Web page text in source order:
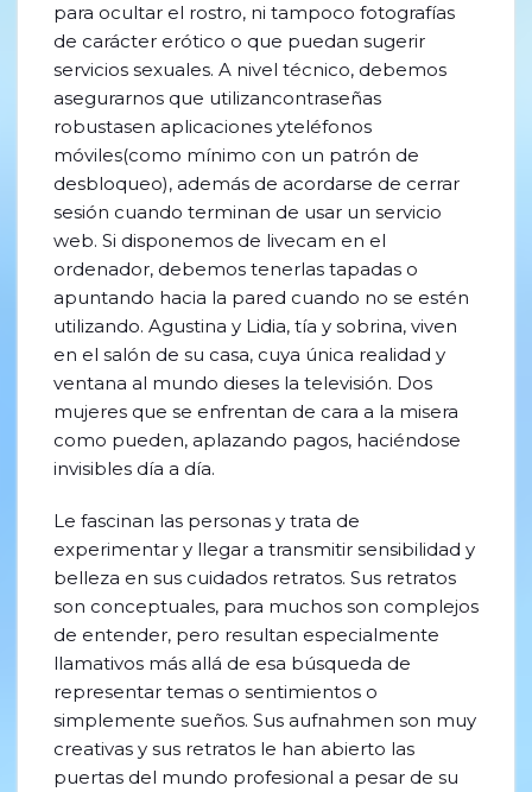
para ocultar el rostro, ni tampoco fotografías
de carácter erótico o que puedan sugerir
servicios sexuales. A nivel técnico, debemos
asegurarnos que utilizancontraseñas
robustasen aplicaciones yteléfonos
móviles(como mínimo con un patrón de
desbloqueo), además de acordarse de cerrar
sesión cuando terminan de usar un servicio
web. Si disponemos de livecam en el
ordenador, debemos tenerlas tapadas o
apuntando hacia la pared cuando no se estén
utilizando. Agustina y Lidia, tía y sobrina, viven
en el salón de su casa, cuya única realidad y
ventana al mundo dieses la televisión. Dos
mujeres que se enfrentan de cara a la misera
como pueden, aplazando pagos, haciéndose
invisibles día a día.
Le fascinan las personas y trata de
experimentar y llegar a transmitir sensibilidad y
belleza en sus cuidados retratos. Sus retratos
son conceptuales, para muchos son complejos
de entender, pero resultan especialmente
llamativos más allá de esa búsqueda de
representar temas o sentimientos o
simplemente sueños. Sus aufnahmen son muy
creativas y sus retratos le han abierto las
puertas del mundo profesional a pesar de su